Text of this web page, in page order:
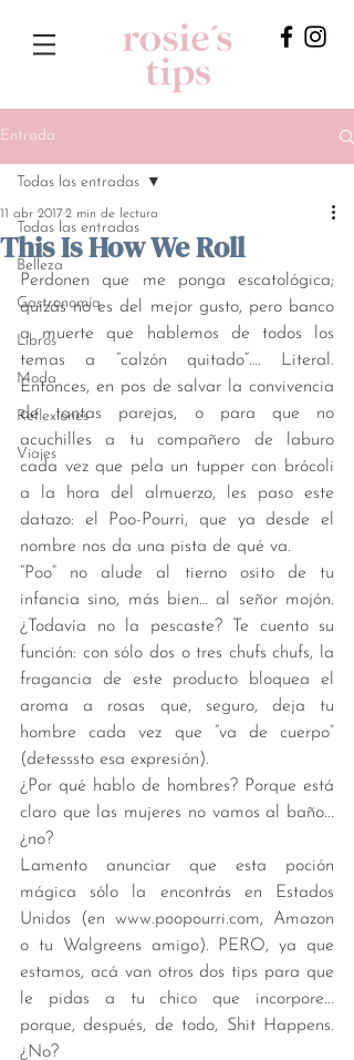
Entrada
Todas las entradas
Belleza
Gastronomía
Libros
Moda
Reflexiones
Viajes
Todas las entradas
This Is How We Roll
11 abr 2017 2 min de lectura
Perdonen que me ponga escatológica;
quizás no es del mejor gusto, pero banco
a muerte que hablemos de todos los
temas a “calzón quitado”…. Literal.
Entonces, en pos de salvar la convivencia
de tantas parejas, o para que no
acuchilles a tu compañero de laburo
cada vez que pela un tupper con brócoli
a la hora del almuerzo, les paso este
datazo: el Poo-Pourri, que ya desde el
nombre nos da una pista de qué va.
“Poo” no alude al tierno osito de tu
infancia sino, más bien… al señor mojón.
¿Todavía no la pescaste? Te cuento su
función: con sólo dos o tres chufs chufs, la
fragancia de este producto bloquea el
aroma a rosas que, seguro, deja tu
hombre cada vez que “va de cuerpo”
(detesssto esa expresión).
¿Por qué hablo de hombres? Porque está
claro que las mujeres no vamos al baño...
¿no?
Lamento anunciar que esta poción
mágica sólo la encontrás en Estados
Unidos (en www.poopourri.com, Amazon
o tu Walgreens amigo). PERO, ya que
estamos, acá van otros dos tips para que
le pidas a tu chico que incorpore...
porque, después, de todo, Shit Happens.
¿No?